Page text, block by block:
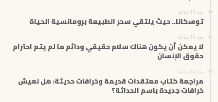
ر
منذ 14 ساعة
توسكانا.. حيث يلتقي سحر الطبيعة برومانسية الحياة
منذ 14 ساعة
لا يمكن أن يكون هناك سلام حقيقي ودائم ما لم يتم احترام
حقوق الإنسان
منذ 14 ساعة
مراجعة كتاب معتقدات قديمة وخرافات حديثة: هل نعيش
خرافات جديدة باسم الحداثة؟